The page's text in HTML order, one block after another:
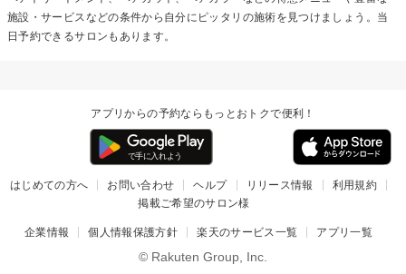
施設・サービスなどの条件から自分にピッタリの施術を見つけましょう。当
日予約できるサロンもあります。
アプリからの予約ならもっとおトクで便利！
はじめての方へ お問い合わせ ヘルプ リリース情報
利用規約
掲載ご希望のサロン様
企業情報 個人情報保護方針 楽天のサービス一覧 アプリ一覧
© Rakuten Group, Inc.